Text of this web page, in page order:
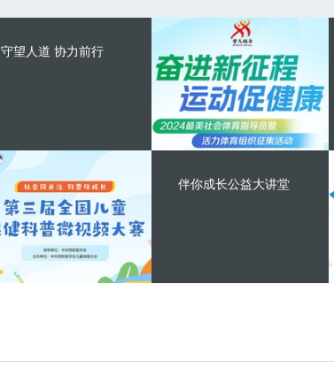
守望人道 协力前行
伴你成长公益大讲堂